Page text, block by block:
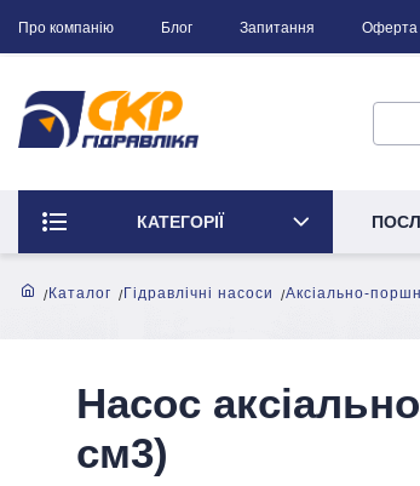
Про компанію Блог Запитання Оферта
КАТЕГОРІЇ
Каталог Гідравлічні насоси Аксіально-
Насос
см3)